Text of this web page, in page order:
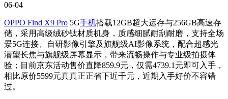
06-04
OPPO Find X9 Pro 5G手机搭载12GB超大运存与256GB高速存
储，采用高级绒砂钛材质机身，质感细腻耐刮耐磨，支持全场
景5G连接、自研影像引擎及旗舰级AI影像系统，配合超感光
潜望长焦与旗舰级屏幕显示，带来流畅操作与专业级拍摄体
验；目前京东活动售价直降859.9元，仅需4739.1元即可入手，
相比原价5599元真真正正省下近千元，近期入手好价不容错
过。